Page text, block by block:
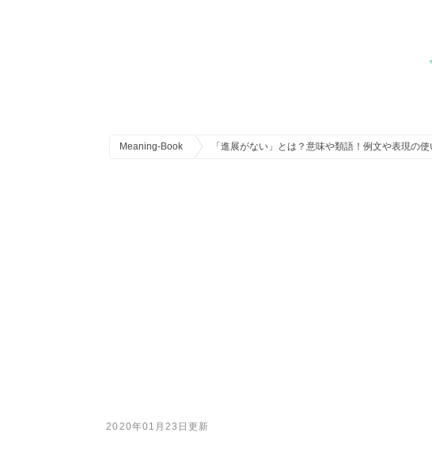
Meaning-Book 「進展がない」とは？意味や類語！例文や表現の使
2020年01月23日更新